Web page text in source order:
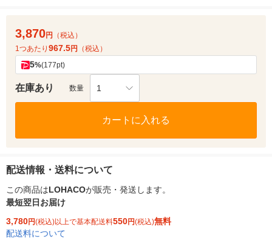
3,870円
（税込）
1つあたり 967.5円 （税込）
5%(177pt)
在庫あり 数量 1
カートに入れる
配送情報・送料について
この商品はLOHACOが販売・発送します。
最短翌日お届け
3,780円(税込)以上で基本配送料550円(税込)無料
配送料について